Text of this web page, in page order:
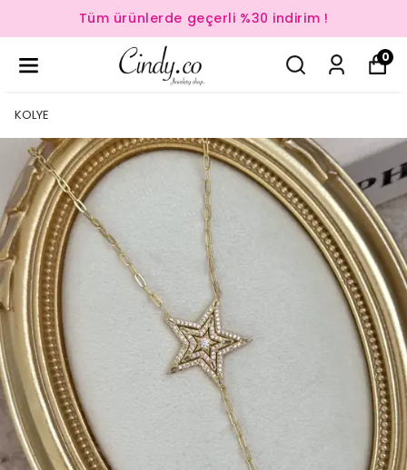
Tüm ürünlerde geçerli %30 indirim !
0
KOLYE